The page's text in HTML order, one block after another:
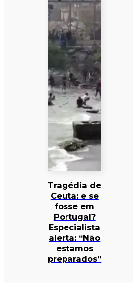
Tragédia de
Ceuta: e se
fosse em
Portugal?
Especialista
alerta: “Não
estamos
preparados”